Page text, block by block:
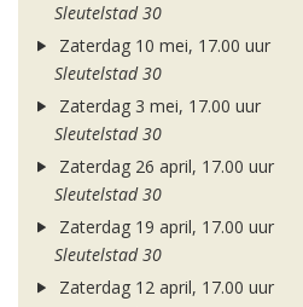
Sleutelstad 30
Zaterdag 10 mei, 17.00 uur
Sleutelstad 30
Zaterdag 3 mei, 17.00 uur
Sleutelstad 30
Zaterdag 26 april, 17.00 uur
Sleutelstad 30
Zaterdag 19 april, 17.00 uur
Sleutelstad 30
Zaterdag 12 april, 17.00 uur